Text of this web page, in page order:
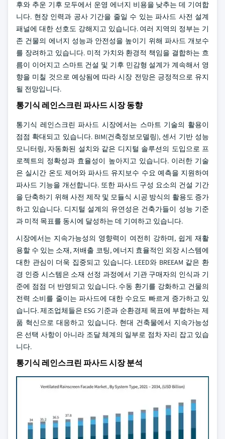
후와 추운 기후 모두에서 운영 에너지 비용을 낮추는 데 기여합
니다. 현장 인력과 공사 기간을 줄일 수 있는 파사드 사전 설계
패널에 대한 선호도 강해지고 있습니다. 여러 지역의 정부는 기
존 건물의 에너지 성능과 안전성을 높이기 위해 파사드 개보수
를 장려하고 있습니다. 미적 가치와 환경적 책임을 결합하는 흐
름이 이어지고 스마트 건설 및 기후 민감형 설계가 계속해서 영
향을 미칠 것으로 예상됨에 따라 시장 전망은 긍정적으로 유지
될 전망입니다.
통기식 레인스크린 파사드 시장 동향
통기식 레인스크린 파사드 시장에서는 스마트 기술의 활용이
점점 확대되고 있습니다. BIM(건축정보모델링), 센서 기반 성능
모니터링, 자동화된 설치와 같은 디지털 솔루션의 도입으로 프
로젝트의 정확성과 효율성이 높아지고 있습니다. 이러한 기술
은 실시간 온도 제어와 파사드 유지보수 수요 예측을 지원하여
파사드 기능을 개선합니다. 또한 파사드 구성 요소의 건설 기간
을 단축하기 위해 사전 제작 및 모듈식 시공 방식의 활용도 증가
하고 있습니다. 디지털 설계의 유연성은 건축가들이 성능 기준
과 미적 목표를 동시에 달성하는 데 기여하고 있습니다.
시장에서는 지속가능성의 영향력이 여전히 강하며, 쉽게 재활
용할 수 있는 소재, 저배출 코팅, 에너지 효율적인 외장 시스템에
대한 관심이 더욱 집중되고 있습니다. LEED와 BREEAM 같은 환
경 인증 시스템은 소재 선정 과정에서 기관 구매자의 인식과 기
준에 점점 더 반영되고 있습니다. 수동 환기를 강화하고 건물의
전력 소비를 줄이는 파사드에 대한 수요도 빠르게 증가하고 있
습니다. 제조업체들은 ESG 기준과 순환경제 목표에 부합하는 제
품 혁신으로 대응하고 있습니다. 현대 건축물에서 지속가능성
은 선택 사항이 아니라 조달 체계의 일부로 점차 자리 잡고 있습
니다.
통기식 레인스크린 파사드 시장 분석